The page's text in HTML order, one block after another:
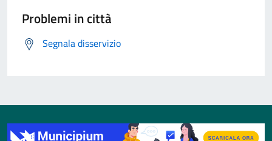
Problemi in città
Segnala disservizio